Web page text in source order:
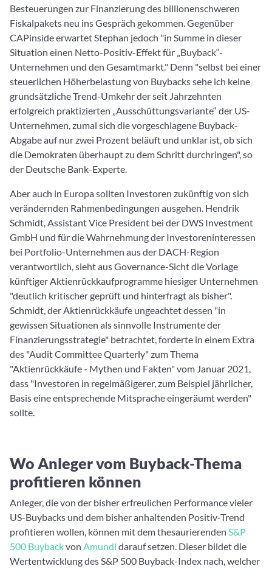
Besteuerungen zur Finanzierung des billionenschweren
Fiskalpakets neu ins Gespräch gekommen. Gegenüber
CAPinside erwartet Stephan jedoch "in Summe in dieser
Situation einen Netto-Positiv-Effekt für „Buyback“-
Unternehmen und den Gesamtmarkt." Denn "selbst bei einer
steuerlichen Höherbelastung von Buybacks sehe ich keine
grundsätzliche Trend-Umkehr der seit Jahrzehnten
erfolgreich praktizierten „Ausschüttungsvariante“ der US-
Unternehmen, zumal sich die vorgeschlagene Buyback-
Abgabe auf nur zwei Prozent beläuft und unklar ist, ob sich
die Demokraten überhaupt zu dem Schritt durchringen", so
der Deutsche Bank-Experte.
Aber auch in Europa sollten Investoren zukünftig von sich
verändernden Rahmenbedingungen ausgehen. Hendrik
Schmidt, Assistant Vice President bei der DWS Investment
GmbH und für die Wahrnehmung der Investoreninteressen
bei Portfolio-Unternehmen aus der DACH-Region
verantwortlich, sieht aus Governance-Sicht die Vorlage
künftiger Aktienrückkaufprogramme hiesiger Unternehmen
"deutlich kritischer geprüft und hinterfragt als bisher".
Schmidt, der Aktienrückkäufe ungeachtet dessen "in
gewissen Situationen als sinnvolle Instrumente der
Finanzierungsstrategie" betrachtet, forderte in einem Extra
des "Audit Committee Quarterly" zum Thema
"Aktienrückkäufe - Mythen und Fakten" vom Januar 2021,
dass "Investoren in regelmäßigerer, zum Beispiel jährlicher,
Basis eine entsprechende Mitsprache eingeräumt werden"
sollte.
Wo Anleger vom Buyback-Thema
profitieren können
Anleger, die von der bisher erfreulichen Performance vieler
US-Buybacks und dem bisher anhaltenden Positiv-Trend
profitieren wollen, können mit dem thesaurierenden S&P
500 Buybackvon Amundi darauf setzen. Dieser bildet die
Wertentwicklung des S&P 500 Buyback-Index nach, welcher